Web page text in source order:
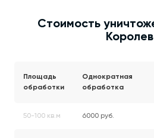
Стоимость
Площадь
обработки
Однократная
обработка
50-100 кв.м 6000 руб.